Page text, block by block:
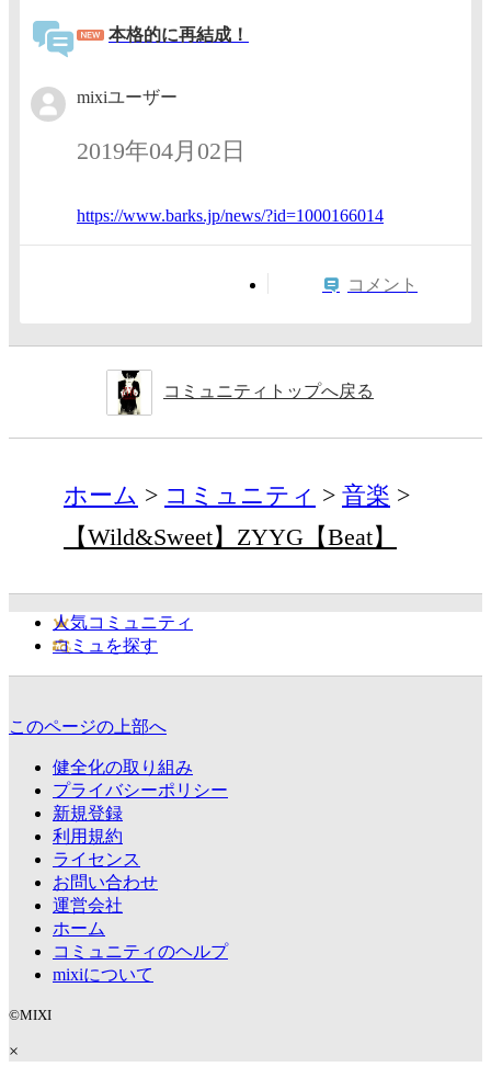
本格的に再結成！
mixiユーザー
2019年04月02日
https://www.barks.jp/news/?id=1000166014
コメント
コミュニティトップへ戻る
ホーム コミュニティ
音楽
【Wild&Sweet】ZYYG【Beat】
人気コミュニティ
コミュを探す
このページの上部へ
健全化の取り組み
プライバシーポリシー
新規登録
利用規約
ライセンス
お問い合わせ
運営会社
ホーム
コミュニティのヘルプ
mixiについて
©MIXI
×